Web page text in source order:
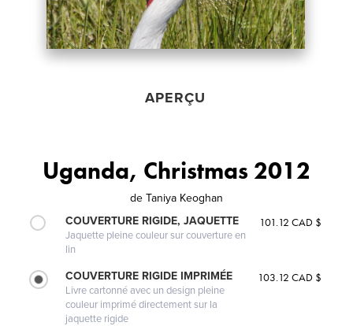
APERÇU
Uganda, Christmas 2012
de Taniya Keoghan
COUVERTURE RIGIDE, JAQUETTE
Jaquette pleine couleur sur couverture en
lin
101.12 CAD $
COUVERTURE RIGIDE IMPRIMÉE
Livre cartonné avec un design pleine
couleur imprimé directement sur la
jaquette rigide
103.12 CAD $